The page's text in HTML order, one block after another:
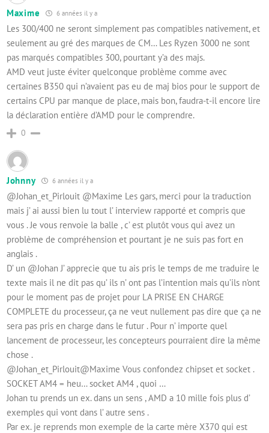
Maxime 6 années il y a
Les 300/400 ne seront simplement pas compatibles nativement, et
seulement au gré des marques de CM… Les Ryzen 3000 ne sont
pas marqués compatibles 300, pourtant y’a des majs.
AMD veut juste éviter quelconque problème comme avec
certaines B350 qui n’avaient pas eu de maj bios pour le support de
certains CPU par manque de place, mais bon, faudra-t-il encore lire
la déclaration entière d’AMD pour le comprendre.
0
Johnny 6 années il y a
@Johan_et_Pirlouit @Maxime Les gars, merci pour la traduction
mais j’ ai aussi bien lu tout l’ interview rapporté et compris que
vous . Je vous renvoie la balle , c’ est plutôt vous qui avez un
problème de compréhension et pourtant je ne suis pas fort en
anglais .
D’ un @Johan J’ apprecie que tu ais pris le temps de me traduire le
texte mais il ne dit pas qu’ ils n’ ont pas l’intention mais qu’ils n’ont
pour le moment pas de projet pour LA PRISE EN CHARGE
COMPLETE du processeur, ça ne veut nullement pas dire que ça ne
sera pas pris en charge dans le futur . Pour n’ importe quel
lancement de processeur, les concepteurs pourraient dire la même
chose .
@Johan_et_Pirlouit@Maxime Vous confondez chipset et socket .
SOCKET AM4 = heu… socket AM4 , quoi …
Johan tu prends un ex. dans un sens , AMD a 10 mille fois plus d’
exemples qui vont dans l’ autre sens .
Par ex. je reprends mon exemple de la carte mère X370 qui est